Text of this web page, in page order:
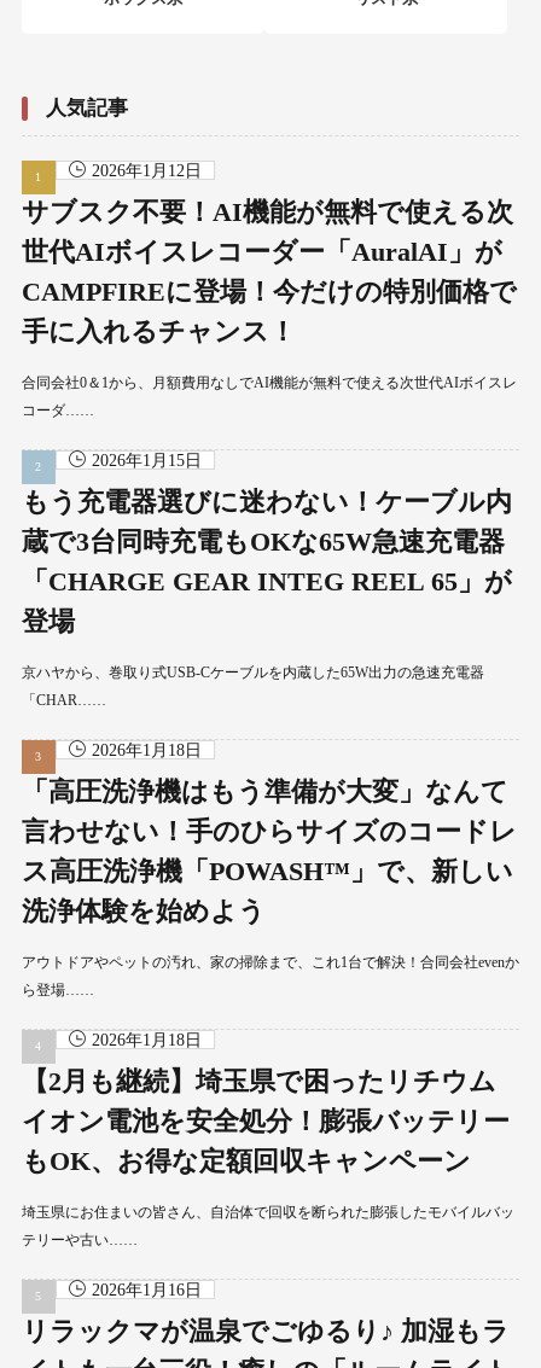
人気記事
2026年1月12日
サブスク不要！AI機能が無料で使える次
世代AIボイスレコーダー「AuralAI」が
CAMPFIREに登場！今だけの特別価格で
手に入れるチャンス！
合同会社0＆1から、月額費用なしでAI機能が無料で使える次世代AIボイスレ
コーダ……
2026年1月15日
もう充電器選びに迷わない！ケーブル内
蔵で3台同時充電もOKな65W急速充電器
「CHARGE GEAR INTEG REEL 65」が
登場
京ハヤから、巻取り式USB-Cケーブルを内蔵した65W出力の急速充電器
「CHAR……
2026年1月18日
「高圧洗浄機はもう準備が大変」なんて
言わせない！手のひらサイズのコードレ
ス高圧洗浄機「POWASH™」で、新しい
洗浄体験を始めよう
アウトドアやペットの汚れ、家の掃除まで、これ1台で解決！合同会社evenか
ら登場……
2026年1月18日
【2月も継続】埼玉県で困ったリチウム
イオン電池を安全処分！膨張バッテリー
もOK、お得な定額回収キャンペーン
埼玉県にお住まいの皆さん、自治体で回収を断られた膨張したモバイルバッ
テリーや古い……
2026年1月16日
リラックマが温泉でごゆるり♪ 加湿もラ